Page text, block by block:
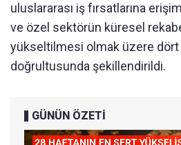
uluslararası iş fırsatlarına
ve özel sektörün küresel
yükseltilmesi olmak üzere
doğrultusunda şekillendirildi.
GÜNÜN ÖZETİ